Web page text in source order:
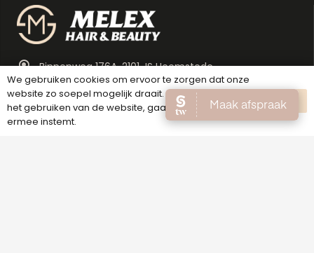
Binnenweg 176A, 2101 JS Heemstede
023 - 200 31 33
info@melexbeauty.nl
We gebruiken cookies om ervoor te zorgen dat onze
website zo soepel mogelijk draait. Als je doorgaat met
het gebruiken van de website, gaan we er vanuit dat
ermee instemt.
OK